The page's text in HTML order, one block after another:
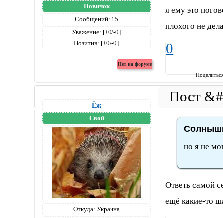
Новичок
Сообщений: 15
Уважение: [+0/-0]
Позитив: [+0/-0]
я ему это
плохого не
0
Ёж
Свой
Откуда: Украина
но я не
Ответь самой
ещё какие-то